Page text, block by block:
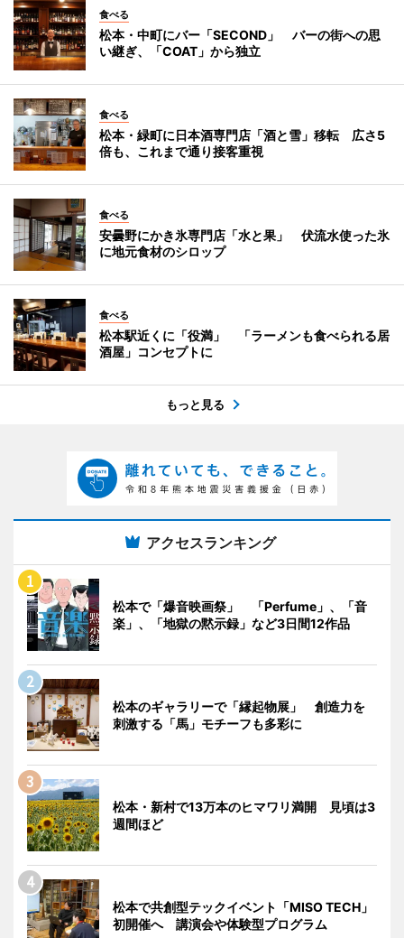
食べる
松本・中町にバー「SECOND」 バーの街への思
い継ぎ、「COAT」から独立
食べる
松本・緑町に日本酒専門店「酒と雪」移転 広さ5
倍も、これまで通り接客重視
食べる
安曇野にかき氷専門店「水と果」 伏流水使った氷
に地元食材のシロップ
食べる
松本駅近くに「役満」 「ラーメンも食べられる居
酒屋」コンセプトに
もっと見る
アクセスランキング
松本で「爆音映画祭」 「Perfume」、「音
楽」、「地獄の黙示録」など3日間12作品
松本のギャラリーで「縁起物展」 創造力を
刺激する「馬」モチーフも多彩に
松本・新村で13万本のヒマワリ満開 見頃は3
週間ほど
松本で共創型テックイベント「MISO TECH」
初開催へ 講演会や体験型プログラム